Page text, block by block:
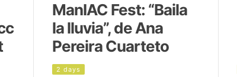
ManIAC Fest: “Baila
la lluvia”, de Ana
Pereira Cuarteto
2 days